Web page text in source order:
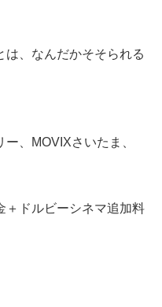
は、なんだかそそられる
ー、MOVIXさいたま、
＋ドルビーシネマ追加料